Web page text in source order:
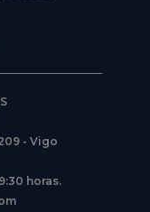
- Vigo
horas.